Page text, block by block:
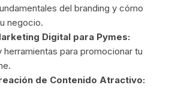
del branding y cómo
negocio.
Digital para Pymes:
herramientas para promocionar tu
de Contenido Atractivo: